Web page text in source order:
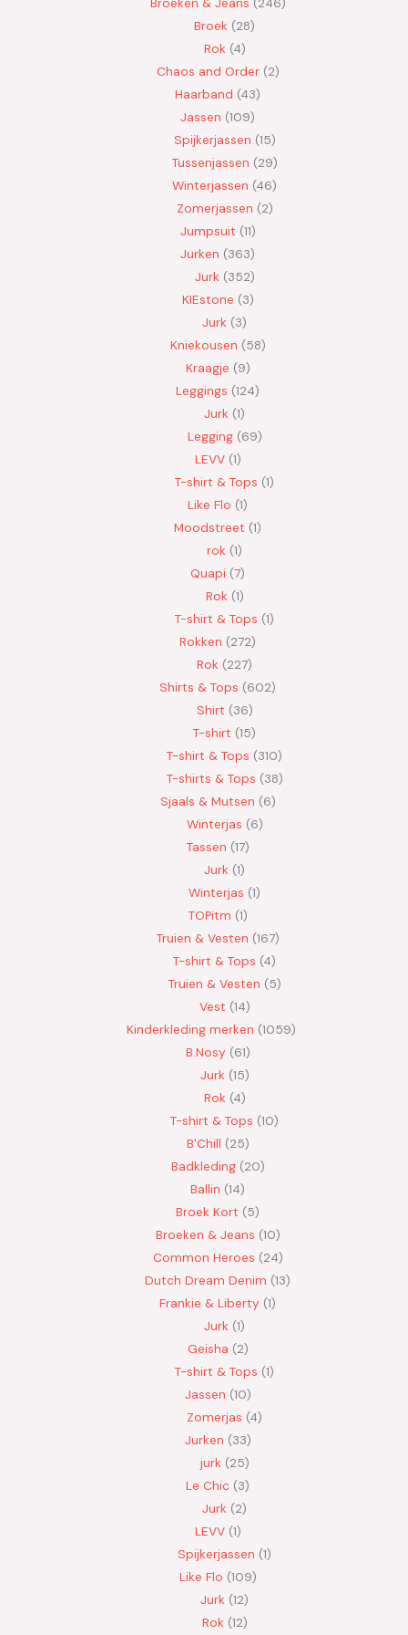
Broek 28
Rok 4
Chaos and Order 2
Haarband 43
Jassen 109
Spijkerjassen 15
Tussenjassen 29
Winterjassen 46
Zomerjassen 2
Jumpsuit 11
Jurken 363
Jurk 352
KIEstone 3
Jurk 3
Kniekousen 58
Kraagje 9
Leggings 124
Jurk 1
Legging 69
LEVV 1
T-shirt & Tops 1
Like Flo 1
Moodstreet 1
rok 1
Quapi 7
Rok 1
T-shirt & Tops 1
Rokken 272
Rok 227
Shirts & Tops 602
Shirt 36
T-shirt 15
T-shirt & Tops 310
T-shirts & Tops 38
Sjaals & Mutsen 6
Winterjas 6
Tassen 17
Jurk 1
Winterjas 1
TOPitm 1
Truien & Vesten 167
T-shirt & Tops 4
Truien & Vesten 5
Vest 14
Kinderkleding merken 1059
B.Nosy 61
Jurk 15
Rok 4
T-shirt & Tops 10
B'Chill 25
Badkleding 20
Ballin 14
Broek Kort 5
Broeken & Jeans 10
Common Heroes 24
Dutch Dream Denim 13
Frankie & Liberty 1
Jurk 1
Geisha 2
T-shirt & Tops 1
Jassen 10
Zomerjas 4
Jurken 33
jurk 25
Le Chic 3
Jurk 2
LEVV 1
Spijkerjassen 1
Like Flo 109
Jurk 12
Rok 12